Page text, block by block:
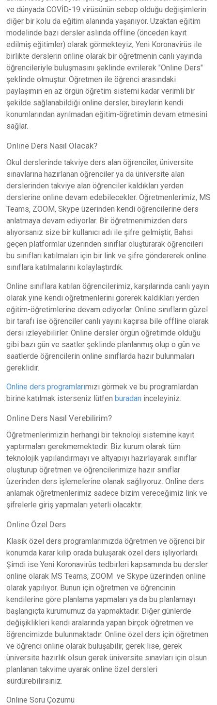
ve dünyada COVİD-19 virüsünün sebep olduğu değişimlerin
diğer bir kolu da eğitim alanında yaşanıyor. Uzaktan eğitim
modelinde bazı dersler aslında offline (önceden kayıt
edilmiş eğitimler) olarak görmekteyiz, Yeni Koronavirüs ile
birlikte derslerin online olarak bir öğretmenin canlı yayında
öğrencileriyle buluşmasını şeklinde evrilerek "Online Ders"
şeklinde olmuştur. Öğretmen ile öğrenci arasındaki
paylaşımın en az örgün öğretim sistemi kadar verimli bir
şekilde sağlanabildiği online dersler, bireylerin kendi
konumlarından ayrılmadan eğitim-öğretimin devam etmesini
sağlar.
Online Ders Nasıl Olacak?
Okul derslerinde takviye ders alan öğrenciler, üniversite
sınavlarına hazırlanan öğrenciler ya da üniversite alan
derslerinden takviye alan öğrenciler kaldıkları yerden
derslerine online devam edebilecekler. Öğretmenlerimiz, MS
Teams, ZOOM, Skype üzerinden kendi öğrencilerine ders
anlatmaya devam ediyorlar. Bir öğretmenimizden ders
alıyorsanız size bir kullanıcı adı ile şifre gelmiştir, Bahsi
geçen platformlar üzerinden sınıflar oluşturarak öğrencileri
bu sınıfları katılmaları için bir link ve şifre göndererek online
sınıflara katılmalarını kolaylaştırdık.
Online sınıflara katılan öğrencilerimiz, karşılarında canlı yayın
olarak yine kendi öğretmenlerini görerek kaldıkları yerden
eğitim-öğretimlerine devam ediyorlar. Online sınıfların güzel
bir tarafı ise öğrenciler canlı yayını kaçırsa bile offline olarak
dersi izleyebilirler. Online dersler örgün öğretimde olduğu
gibi bazı gün ve saatler şeklinde planlanmış olup o gün ve
saatlerde öğrencilerin online sınıflarda hazır bulunmaları
gereklidir.
Online ders programlarımızı görmek ve bu programlardan
birine katılmak isterseniz lütfen buradan inceleyiniz.
Online Ders Nasıl Verebilirim?
Öğretmenlerimizin herhangi bir teknoloji sistemine kayıt
yaptırmaları gerekmemektedir. Biz kurum olarak tüm
teknolojik yapılandırmayı ve altyapıyı hazırlayarak sınıflar
oluşturup öğretmen ve öğrencilerimize hazır sınıflar
üzerinden ders işlemelerine olanak sağlıyoruz. Online ders
anlamak öğretmenlerimiz sadece bizim vereceğimiz link ve
şifrelerle giriş yapmaları yeterli olacaktır.
Online Özel Ders
Klasik özel ders programlarımızda öğretmen ve öğrenci bir
konumda karar kılıp orada buluşarak özel ders işliyorlardı.
Şimdi ise Yeni Koronavirüs tedbirleri kapsamında bu dersler
online olarak MS Teams, ZOOM ve Skype üzerinden online
olarak yapılıyor. Bunun için öğretmen ve öğrencinin
kendilerine göre planlama yapmaları ya da bu planlamayı
başlangıçta kurumumuz da yapmaktadır. Diğer günlerde
değişiklikleri kendi aralarında yapan birçok öğretmen ve
öğrencimizde bulunmaktadır. Online özel ders için öğretmen
ve öğrenci online olarak buluşabilir, gerek lise, gerek
üniversite hazırlık olsun gerek üniversite sınavları için olsun
planlanan takvime uyarak online özel dersleri
sürdürebilirsiniz.
Online Soru Çözümü